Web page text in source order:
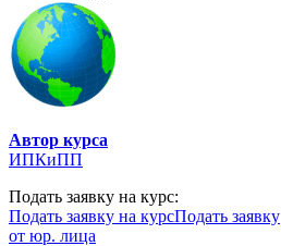
Автор курса
ИПКиПП
Подать заявку на курс:
Подать заявку на курсПодать заявку
от юр. лица